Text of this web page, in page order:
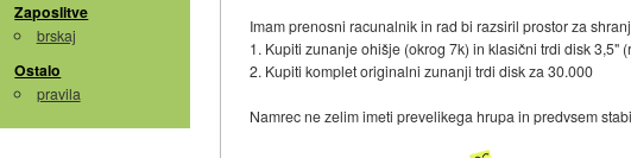
Zaposlitve
brskaj
Ostalo
pravila
Imam prenosni racunalnik in rad bi razsiril prostor za
1. Kupiti zunanje ohišje (okrog 7k) in klasični trdi disk 3,5"
2. Kupiti komplet originalni zunanji trdi disk za 30.000
Namrec ne zelim imeti prevelikega hrupa in predvsem